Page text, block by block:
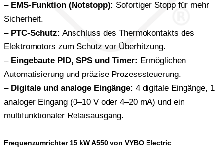
– EMS-Funktion (Notstopp): Sofortiger Stopp für mehr
Sicherheit.
– PTC-Schutz: Anschluss des Thermokontakts des
Elektromotors zum Schutz vor Überhitzung.
– Eingebaute PID, SPS und Timer: Ermöglichen
Automatisierung und präzise Prozesssteuerung.
– Digitale und analoge Eingänge: 4 digitale Eingänge, 1
analoger Eingang (0–10 V oder 4–20 mA) und ein
multifunktionaler Relaisausgang.
Frequenzumrichter 15 kW A550 von VYBO Electric